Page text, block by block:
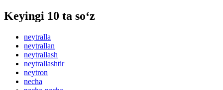
Keyingi 10 ta so‘z
neytralla
neytrallan
neytrallash
neytrallashtir
neytron
necha